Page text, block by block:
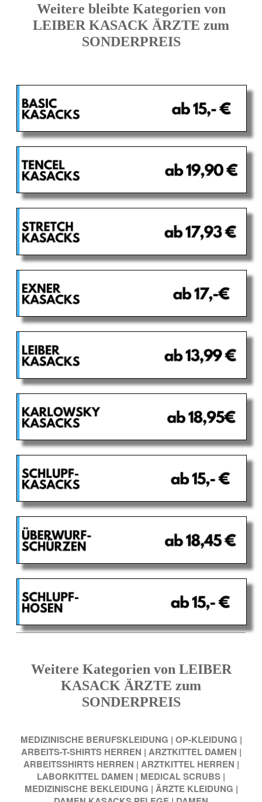
Weitere bleibte Kategorien von
LEIBER KASACK ÄRZTE zum
SONDERPREIS
Weitere Kategorien von LEIBER
KASACK ÄRZTE zum
SONDERPREIS
MEDIZINISCHE BERUFSKLEIDUNG | OP-KLEIDUNG |
ARBEITS-T-SHIRTS HERREN | ARZTKITTEL DAMEN |
ARBEITSSHIRTS HERREN | ARZTKITTEL HERREN |
LABORKITTEL DAMEN | MEDICAL SCRUBS |
MEDIZINISCHE BEKLEIDUNG | ÄRZTE KLEIDUNG |